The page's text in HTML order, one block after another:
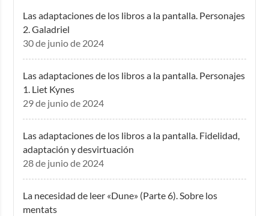
Las adaptaciones de los libros a la pantalla. Personajes
2. Galadriel
30 de junio de 2024
Las adaptaciones de los libros a la pantalla. Personajes
1. Liet Kynes
29 de junio de 2024
Las adaptaciones de los libros a la pantalla. Fidelidad,
adaptación y desvirtuación
28 de junio de 2024
La necesidad de leer «Dune» (Parte 6). Sobre los
mentats